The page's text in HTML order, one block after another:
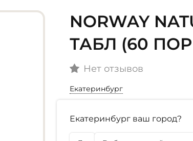
NORWAY
ТАБЛ (60
Нет отзывов
Екатеринбург
Екатеринбург ваш город?
г. Екатеринбург г. Тюмень